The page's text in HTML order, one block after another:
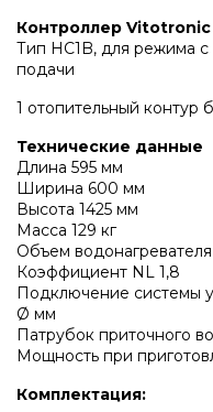
Напольные котлы с
Baxi
Электрические
Vaillant
Настенные газовые
Настенные газовые
Vaillant
Контроллер Vitotronic
Тип HC1B, для режима
подачи
1 отопительный контур
Технические данные
Длина 595 мм
Ширина 600 мм
Высота 1425 мм
Масса 129 кг
Объем
Коэффициент NL 1,8
Подключение системы
Ø мм
Патрубок приточного
Мощность при
Комплектация: